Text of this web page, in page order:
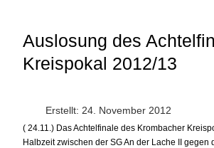
Auslosung des
Kreispokal 2012/13
Erstellt: 24. November 2012
( 24.11.) Das Achtelfinale des Krombacher
Halbzeit zwischen der SG An der Lache II gegen